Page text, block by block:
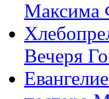
Максима
Вечеря